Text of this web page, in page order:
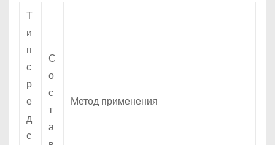
Т
и
п
с
р
е
д
с
С
о
с
т
а
Метод применения